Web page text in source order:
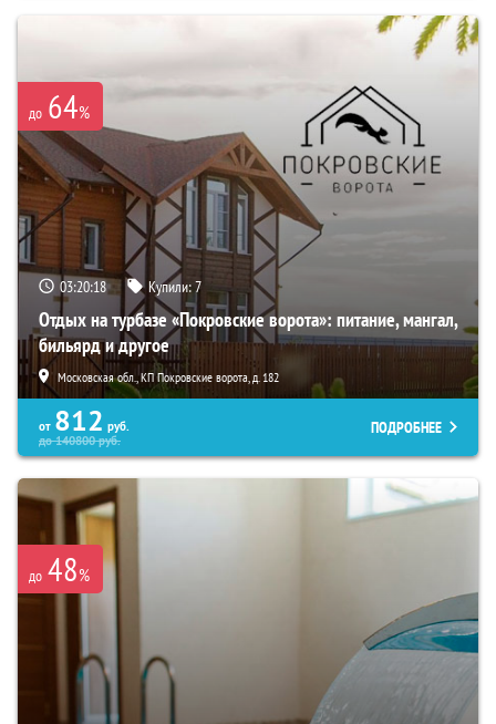
до 64%
03:20:16 Купили:7
Отдых на турбазе «Покровские ворота»: питание, мангал,
бильярд и другое
Московская обл., КП Покровские ворота, д. 182
от 812 руб.
до140800руб.
ПОДРОБНЕЕ
до 48%